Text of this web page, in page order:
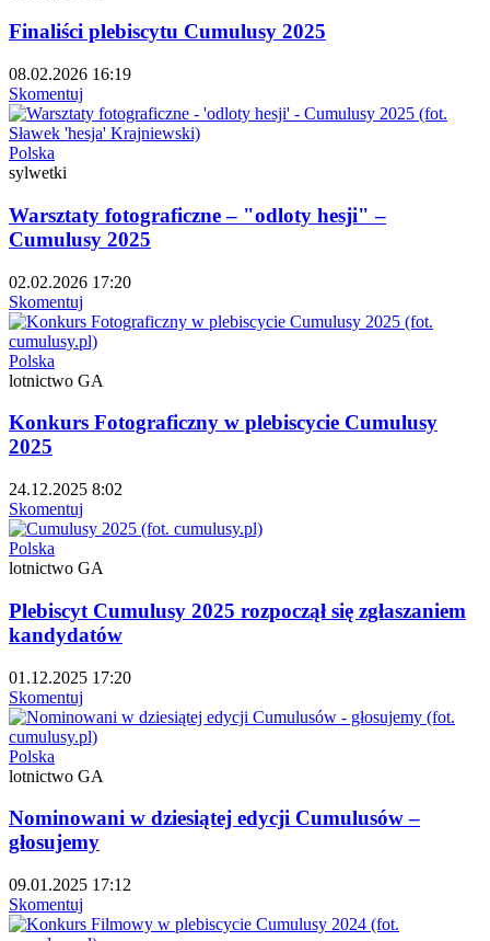
Finaliści plebiscytu Cumulusy 2025
08.02.2026 16:19
Skomentuj
Polska
sylwetki
Warsztaty fotograficzne – "odloty hesji" –
Cumulusy 2025
02.02.2026 17:20
Skomentuj
Polska
lotnictwo GA
Konkurs Fotograficzny w plebiscycie Cumulusy
2025
24.12.2025 8:02
Skomentuj
Polska
lotnictwo GA
Plebiscyt Cumulusy 2025 rozpoczął się zgłaszaniem
kandydatów
01.12.2025 17:20
Skomentuj
Polska
lotnictwo GA
Nominowani w dziesiątej edycji Cumulusów –
głosujemy
09.01.2025 17:12
Skomentuj